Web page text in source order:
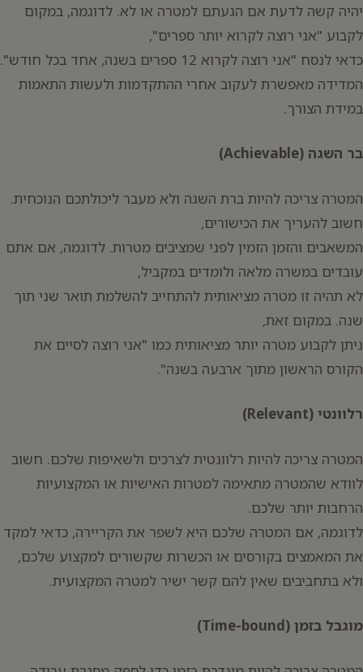
יהיה קשה לדעת אם הגעתם למטרה או לא. לדוגמה, במקום
לקבוע "אני רוצה לקרוא יותר ספרים",
כדאי לנסח "אני רוצה לקרוא 12 ספרים בשנה, אחד בכל חודש".
המדידה מאפשרת לעקוב אחרי ההתקדמות ולעשות התאמות
במידת הצורך.
בר השגה (Achievable)
המטרה צריכה להיות ברת השגה ולא מעבר ליכולתכם הנוכחית.
חשוב להעריך את הכישורים,
המשאבים והזמן הזמין לפני שמציבים מטרות. לדוגמה, אם אתם
עובדים במשרה מלאה ולומדים במקביל,
לא תהיה זו מטרה מציאותית להתחייב להשלמת תואר שני תוך
שנה. במקום זאת,
ניתן לקבוע מטרה יותר מציאותית כמו "אני רוצה לסיים את
הקורס הראשון מתוך ארבעה בשנה".
רלוונטי (Relevant)
המטרה צריכה להיות רלוונטית לצרכים ולשאיפות שלכם. חשוב
לוודא שהמטרה מתאימה למטרות האישיות או המקצועיות
הרחבות יותר שלכם.
לדוגמה, אם המטרה שלכם היא לשפר את הקריירה, כדאי למקד
את המאמצים בקורסים או הכשרות שקשורים למקצוע שלכם,
ולא בתחביבים שאין להם קשר ישיר למטרה המקצועית.
מוגבל בזמן (Time-bound)